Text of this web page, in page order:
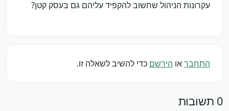
עקרונות הניהול שחשוב להקפיד עליהם גם בעסק קטן?
התחבראו הירשם כדי להשיב לשאלה זו.
0 תשובות